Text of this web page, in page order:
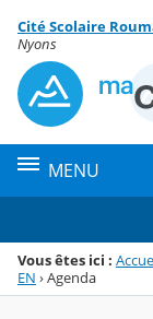
Menu de la
Contenu
Cité Scolaire
Nyons
MENU
Vous êtes ici :
EN ›Agenda